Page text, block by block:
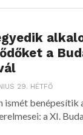
a
29. HÉTFŐ
ismét benépesítik
a XI.